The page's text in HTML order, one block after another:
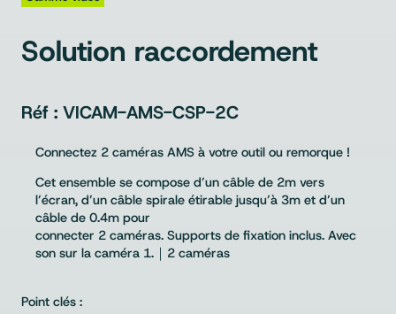
Solution raccordement
VICAM-AMS-CSP-2C
Connectez 2 caméras AMS à votre outil ou remorque !
Cet ensemble se compose d’un câble de 2m vers
l’écran, d’un câble spirale étirable jusqu’à 3m et d’un
câble de 0.4m pour
connecter 2 caméras. Supports de fixation inclus. Avec
son sur la caméra 1.｜2 caméras
Point clés :